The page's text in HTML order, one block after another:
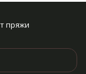
пряжи